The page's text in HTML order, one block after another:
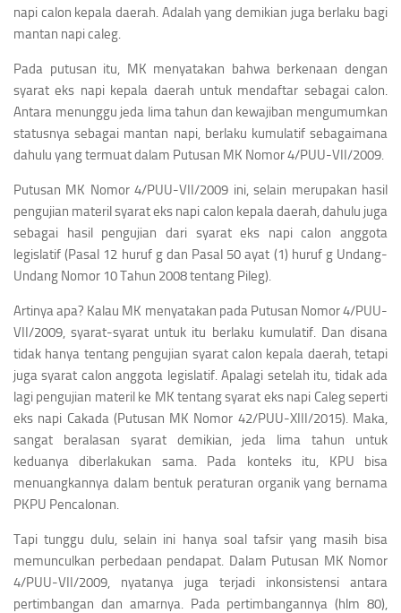
napi calon kepala daerah. Adalah yang demikian juga berlaku bagi
mantan napi caleg.
Pada putusan itu, MK menyatakan bahwa berkenaan dengan
syarat eks napi kepala daerah untuk mendaftar sebagai calon.
Antara menunggu jeda lima tahun dan kewajiban mengumumkan
statusnya sebagai mantan napi, berlaku kumulatif sebagaimana
dahulu yang termuat dalam Putusan MK Nomor 4/PUU-VII/2009.
Putusan MK Nomor 4/PUU-VII/2009 ini, selain merupakan hasil
pengujian materil syarat eks napi calon kepala daerah, dahulu juga
sebagai hasil pengujian dari syarat eks napi calon anggota
legislatif (Pasal 12 huruf g dan Pasal 50 ayat (1) huruf g Undang-
Undang Nomor 10 Tahun 2008 tentang Pileg).
Artinya apa? Kalau MK menyatakan pada Putusan Nomor 4/PUU-
VII/2009, syarat-syarat untuk itu berlaku kumulatif. Dan disana
tidak hanya tentang pengujian syarat calon kepala daerah, tetapi
juga syarat calon anggota legislatif. Apalagi setelah itu, tidak ada
lagi pengujian materil ke MK tentang syarat eks napi Caleg seperti
eks napi Cakada (Putusan MK Nomor 42/PUU-XIII/2015). Maka,
sangat beralasan syarat demikian, jeda lima tahun untuk
keduanya diberlakukan sama. Pada konteks itu, KPU bisa
menuangkannya dalam bentuk peraturan organik yang bernama
PKPU Pencalonan.
Tapi tunggu dulu, selain ini hanya soal tafsir yang masih bisa
memunculkan perbedaan pendapat. Dalam Putusan MK Nomor
4/PUU-VII/2009, nyatanya juga terjadi inkonsistensi antara
pertimbangan dan amarnya. Pada pertimbangannya (hlm 80),